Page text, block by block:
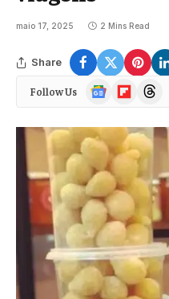
maio 17, 2025 2 Mins Read
Share
Follow Us
Google
News
FlipboardThreads